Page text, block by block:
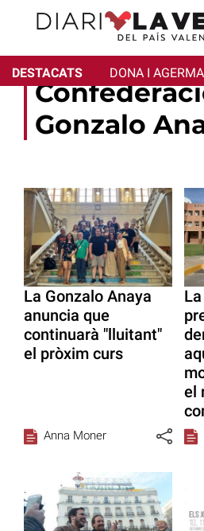
DESTACATS DONA I
Gonzalo
La Gonzalo Anaya
anuncia que
continuarà "lluitant"
el pròxim curs
Anna Moner
el